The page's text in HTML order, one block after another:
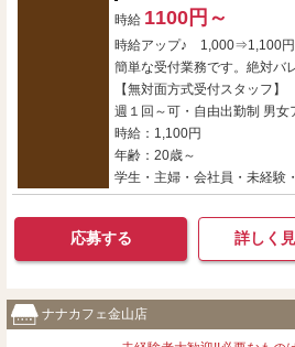
時給 1100円～
時給アップ♪ 1,000⇒1,100円
簡単な受付業務です。絶対バ
【無対面方式受付スタッフ】
週１回～可・自由出勤制 男女
時給：1,100円
年齢：20歳～
学生・主婦・会社員・未経験
応募する 詳しく
ナナカフェ金山店